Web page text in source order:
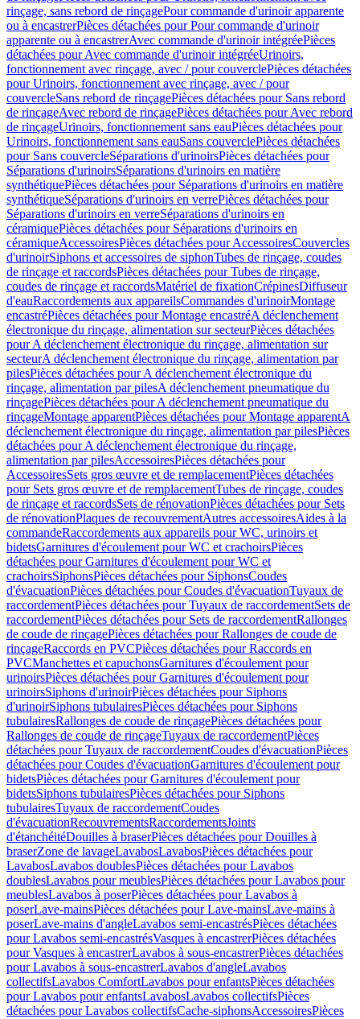
rinçage, sans rebord de rinçagePour commande d'urinoir apparente
ou à encastrerPièces détachées pour Pour commande d'urinoir
apparente ou à encastrerAvec commande d'urinoir intégréePièces
détachées pour Avec commande d'urinoir intégréeUrinoirs,
fonctionnement avec rinçage, avec / pour couverclePièces détachées
pour Urinoirs, fonctionnement avec rinçage, avec / pour
couvercleSans rebord de rinçagePièces détachées pour Sans rebord
de rinçageAvec rebord de rinçagePièces détachées pour Avec rebord
de rinçageUrinoirs, fonctionnement sans eauPièces détachées pour
Urinoirs, fonctionnement sans eauSans couverclePièces détachées
pour Sans couvercleSéparations d'urinoirsPièces détachées pour
Séparations d'urinoirsSéparations d'urinoirs en matière
synthétiquePièces détachées pour Séparations d'urinoirs en matière
synthétiqueSéparations d'urinoirs en verrePièces détachées pour
Séparations d'urinoirs en verreSéparations d'urinoirs en
céramiquePièces détachées pour Séparations d'urinoirs en
céramiqueAccessoiresPièces détachées pour AccessoiresCouvercles
d'urinoirSiphons et accessoires de siphonTubes de rinçage, coudes
de rinçage et raccordsPièces détachées pour Tubes de rinçage,
coudes de rinçage et raccordsMatériel de fixationCrépinesDiffuseur
d'eauRaccordements aux appareilsCommandes d'urinoirMontage
encastréPièces détachées pour Montage encastréA déclenchement
électronique du rinçage, alimentation sur secteurPièces détachées
pour A déclenchement électronique du rinçage, alimentation sur
secteurA déclenchement électronique du rinçage, alimentation par
pilesPièces détachées pour A déclenchement électronique du
rinçage, alimentation par pilesA déclenchement pneumatique du
rinçagePièces détachées pour A déclenchement pneumatique du
rinçageMontage apparentPièces détachées pour Montage apparentA
déclenchement électronique du rinçage, alimentation par pilesPièces
détachées pour A déclenchement électronique du rinçage,
alimentation par pilesAccessoiresPièces détachées pour
AccessoiresSets gros œuvre et de remplacementPièces détachées
pour Sets gros œuvre et de remplacementTubes de rinçage, coudes
de rinçage et raccordsSets de rénovationPièces détachées pour Sets
de rénovationPlaques de recouvrementAutres accessoiresAides à la
commandeRaccordements aux appareils pour WC, urinoirs et
bidetsGarnitures d'écoulement pour WC et crachoirsPièces
détachées pour Garnitures d'écoulement pour WC et
crachoirsSiphonsPièces détachées pour SiphonsCoudes
d'évacuationPièces détachées pour Coudes d'évacuationTuyaux de
raccordementPièces détachées pour Tuyaux de raccordementSets de
raccordementPièces détachées pour Sets de raccordementRallonges
de coude de rinçagePièces détachées pour Rallonges de coude de
rinçageRaccords en PVCPièces détachées pour Raccords en
PVCManchettes et capuchonsGarnitures d'écoulement pour
urinoirsPièces détachées pour Garnitures d'écoulement pour
urinoirsSiphons d'urinoirPièces détachées pour Siphons
d'urinoirSiphons tubulairesPièces détachées pour Siphons
tubulairesRallonges de coude de rinçagePièces détachées pour
Rallonges de coude de rinçageTuyaux de raccordementPièces
détachées pour Tuyaux de raccordementCoudes d'évacuationPièces
détachées pour Coudes d'évacuationGarnitures d'écoulement pour
bidetsPièces détachées pour Garnitures d'écoulement pour
bidetsSiphons tubulairesPièces détachées pour Siphons
tubulairesTuyaux de raccordementCoudes
d'évacuationRecouvrementsRaccordementsJoints
d'étanchéitéDouilles à braserPièces détachées pour Douilles à
braserZone de lavageLavabosLavabosPièces détachées pour
LavabosLavabos doublesPièces détachées pour Lavabos
doublesLavabos pour meublesPièces détachées pour Lavabos pour
meublesLavabos à poserPièces détachées pour Lavabos à
poserLave-mainsPièces détachées pour Lave-mainsLave-mains à
poserLave-mains d'angleLavabos semi-encastrésPièces détachées
pour Lavabos semi-encastrésVasques à encastrerPièces détachées
pour Vasques à encastrerLavabos à sous-encastrerPièces détachées
pour Lavabos à sous-encastrerLavabos d'angleLavabos
collectifsLavabos ComfortLavabos pour enfantsPièces détachées
pour Lavabos pour enfantsLavabosLavabos collectifsPièces
détachées pour Lavabos collectifsCache-siphonsAccessoiresPièces